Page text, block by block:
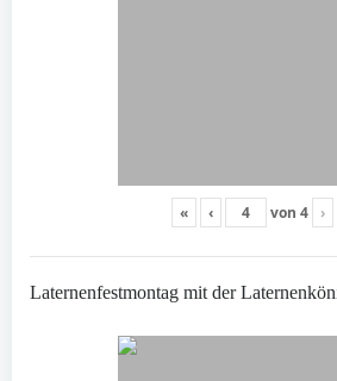
« ‹ von 4 ›
Laternenfestmontag mit der